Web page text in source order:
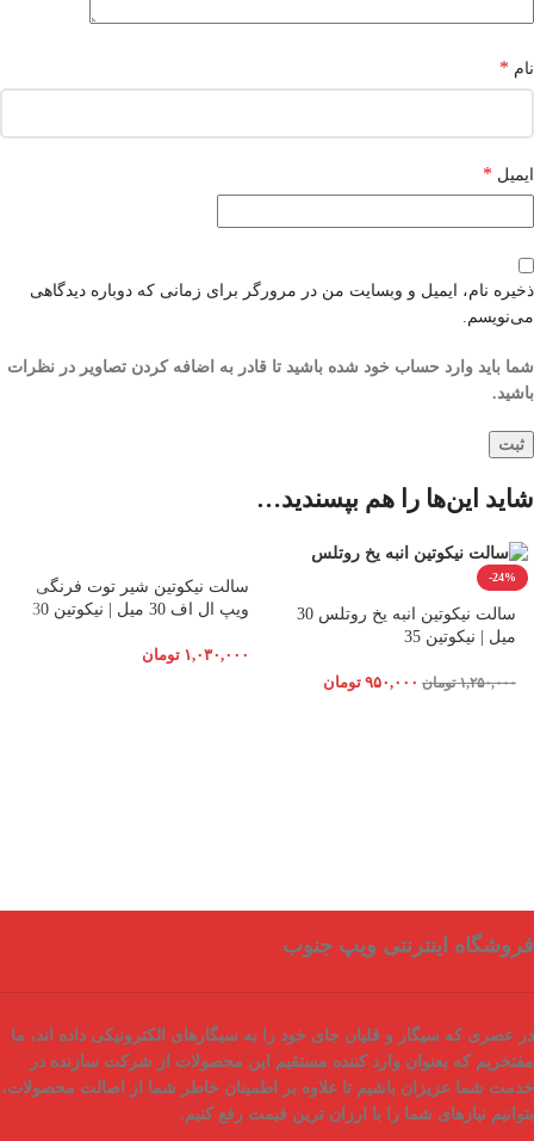
نام *
ایمیل *
ذخیره نام، ایمیل و وبسایت من در مرورگر برای زمانی که دوباره دیدگاهی
می‌نویسم.
شما باید وارد حساب خود شده باشید تا قادر به اضافه کردن تصاویر در نظرات
باشید.
شاید این‌ها را هم بپسندید…
-24%
سالت نیکوتین انبه یخ روتلس 30
میل | نیکوتین 35
۱,۲۵۰,۰۰۰ تومان ۹۵۰,۰۰۰ تومان
سالت نیکوتین شیر توت فرنگی
ویپ ال اف 30 میل | نیکوتین 30
۱,۰۳۰,۰۰۰ تومان
فروشگاه اینترنتی ویپ جنوب
در عصری که سیگار و قلیان جای خود را به سیگارهای الکترونیکی داده اند، ما
مفتخریم که بعنوان وارد کننده مستقیم
این محصولات از شرکت سازنده در
خدمت شما عزیزان باشیم تا علاوه بر اطمینان خاطر شما از
اصالت محصولات،
بتوانیم نیازهای شما را با ارزان ترین قیمت رفع کنیم.